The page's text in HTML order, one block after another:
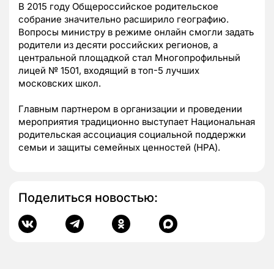
В 2015 году Общероссийское родительское
собрание значительно расширило географию.
Вопросы министру в режиме онлайн смогли задать
родители из десяти российских регионов, а
центральной площадкой стал Многопрофильный
лицей № 1501, входящий в топ-5 лучших
московских школ.
Главным партнером в организации и проведении
мероприятия традиционно выступает Национальная
родительская ассоциация социальной поддержки
семьи и защиты семейных ценностей (НРА).
Поделиться новостью: